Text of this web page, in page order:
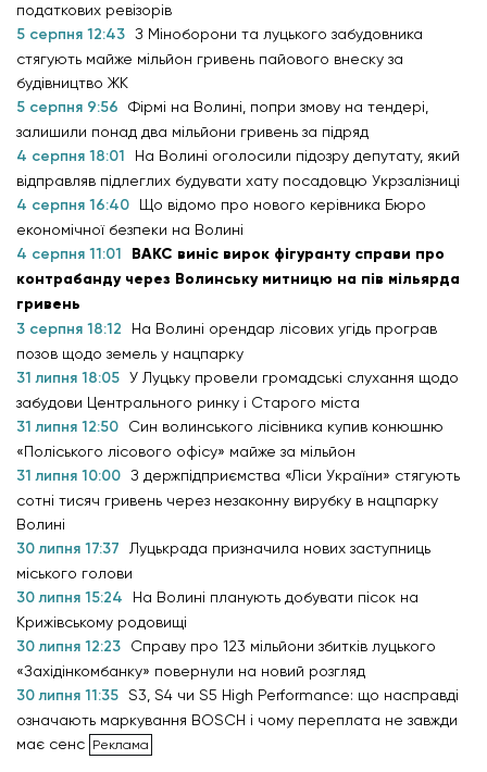
податкових ревізорів
5 серпня 12:43 З Міноборони та луцького забудовника
стягують майже мільйон гривень пайового внеску за
будівництво ЖК
5 серпня 9:56
Фірмі на Волині, попри змову на тендері,
залишили понад два мільйони гривень за підряд
4 серпня 18:01
На Волині оголосили підозру депутату, який
відправляв підлеглих будувати хату посадовцю Укрзалізниці
4 серпня 16:40
Що відомо про нового керівника Бюро
економічної безпеки на Волині
4 серпня 11:01
ВАКС виніс вирок фігуранту справи про
контрабанду через Волинську митницю на пів мільярда
гривень
3 серпня 18:12
На Волині орендар лісових угідь програв
позов щодо земель у нацпарку
31 липня 18:05 У Луцьку провели громадські слухання щодо
забудови Центрального ринку і Старого міста
31 липня 12:50
Син волинського лісівника купив конюшню
«Поліського лісового офісу» майже за мільйон
31 липня 10:00 З держпідприємства «Ліси України» стягують
сотні тисяч гривень через незаконну вирубку в нацпарку
Волині
30 липня 17:37
Луцькрада призначила нових заступниць
міського голови
30 липня 15:24
На Волині планують добувати пісок на
Крижівському родовищі
30 липня 12:23
Справу про 123 мільйони збитків луцького
«Західінкомбанку» повернули на новий розгляд
30 липня 11:35 S3, S4 чи S5 High Performance: що насправді
означають маркування BOSCH і чому переплата не завжди
має сенс